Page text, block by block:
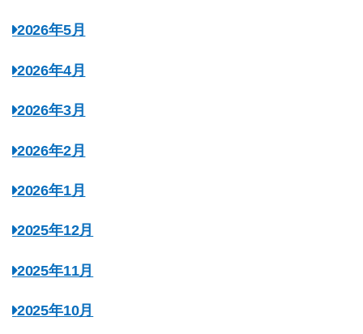
2026年5月
2026年4月
2026年3月
2026年2月
2026年1月
2025年12月
2025年11月
2025年10月